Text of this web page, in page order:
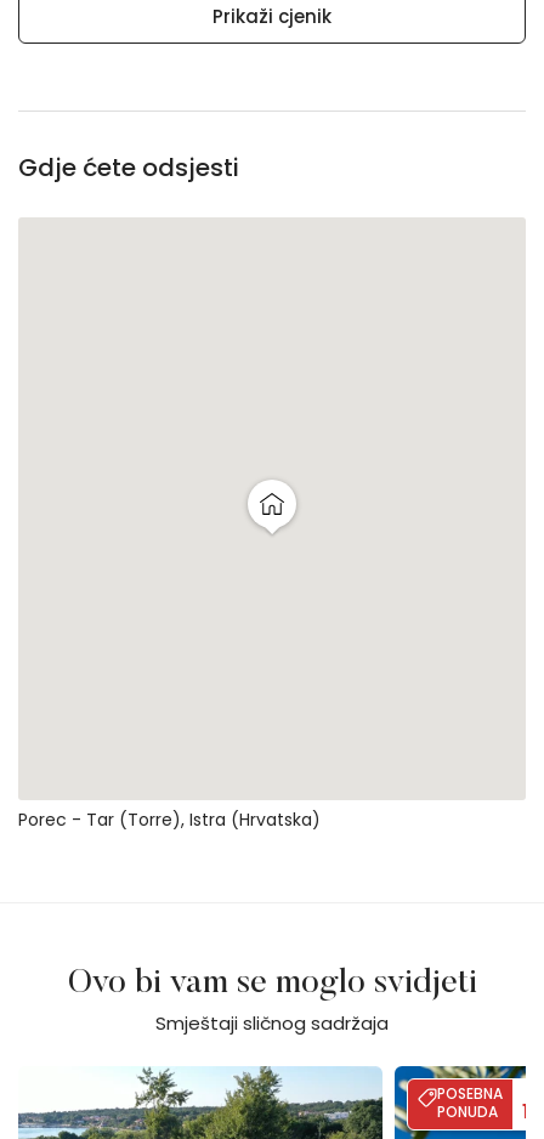
Prikaži cjenik
Gdje ćete odsjesti
Porec - Tar (torre), Istra (Hrvatska)
Ovo bi vam se moglo svidjeti
Smještaji sličnog sadržaja
Villa Calvia Crispinilla
POSEBNA
PONUDA
Villa Moon -